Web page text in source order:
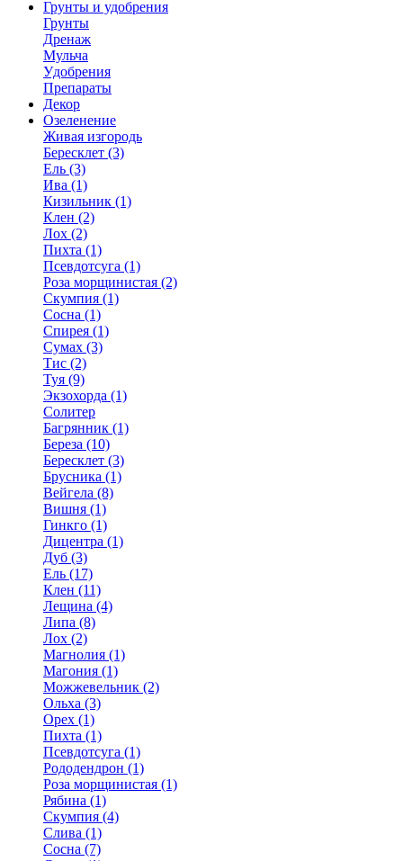
Грунты и удобрения
Грунты
Дренаж
Мульча
Удобрения
Препараты
Декор
Озеленение
Живая изгородь
Бересклет (3)
Ель (3)
Ива (1)
Кизильник (1)
Клен (2)
Лох (2)
Пихта (1)
Псевдотсуга (1)
Роза морщинистая (2)
Скумпия (1)
Сосна (1)
Спирея (1)
Сумах (3)
Тис (2)
Туя (9)
Экзохорда (1)
Солитер
Багрянник (1)
Береза (10)
Бересклет (3)
Брусника (1)
Вейгела (8)
Вишня (1)
Гинкго (1)
Дицентра (1)
Дуб (3)
Ель (17)
Клен (11)
Лещина (4)
Липа (8)
Лох (2)
Магнолия (1)
Магония (1)
Можжевельник (2)
Ольха (3)
Орех (1)
Пихта (1)
Псевдотсуга (1)
Рододендрон (1)
Роза морщинистая (1)
Рябина (1)
Скумпия (4)
Слива (1)
Сосна (7)